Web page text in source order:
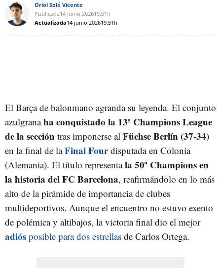
Oriol Solé Vicente
Publicada14 junio 202619:51h
Actualizada14 junio 202619:51h
El Barça de balonmano agranda su leyenda. El conjunto
azulgranaha conquistado la 13ª Champions League
de la sección tras imponerse al Füchse Berlín (37-34)
en la final de la Final Fourdisputada en Colonia
(Alemania). El título representala 50ª Champions en
la historia del FC Barcelona, reafirmándolo en lo más
alto de la pirámide de importancia de clubes
multideportivos. Aunque el encuentro no estuvo exento
de polémica y altibajos, la victoria final dio el mejor
adiós posible para dos estrellas de Carlos Ortega.